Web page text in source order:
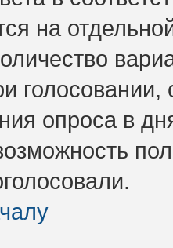
на
опроса в